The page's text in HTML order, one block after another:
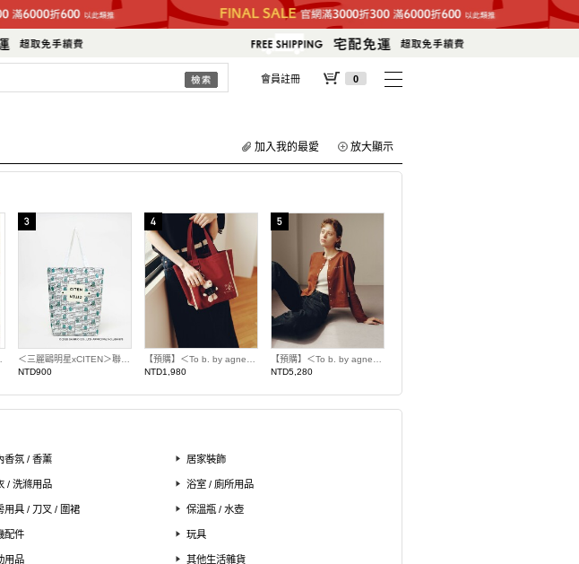
會員註冊 0
放大顯示
加入我的最愛
NTD900
NTD1,980
NTD5,280
香氛 / 香薰 居家裝飾
/ 洗滌用品 浴室 / 廁所用品
用具 / 刀叉 / 圍裙 保溫瓶 / 水壺
配件 玩具
用品 其他生活雜貨